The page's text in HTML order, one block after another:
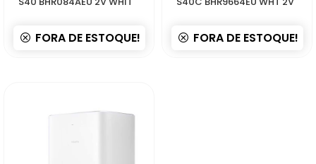
FORA DE ESTOQUE! FORA DE ESTOQUE!